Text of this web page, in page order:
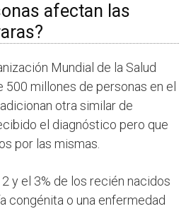
afectan las
Mundial de la Salud
millones de personas en el
otra similar de
el diagnóstico pero que
por las mismas.
y el 3% de los recién nacidos
congénita o una enfermedad